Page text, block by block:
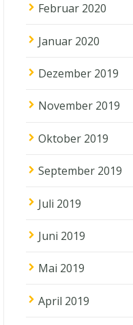
Februar 2020
Januar 2020
Dezember 2019
November 2019
Oktober 2019
September 2019
Juli 2019
Juni 2019
Mai 2019
April 2019